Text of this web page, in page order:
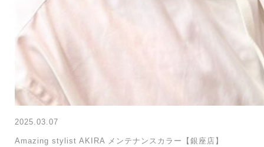
2025.03.07
Amazing stylist AKIRA メンテナンスカラー【銀座店】